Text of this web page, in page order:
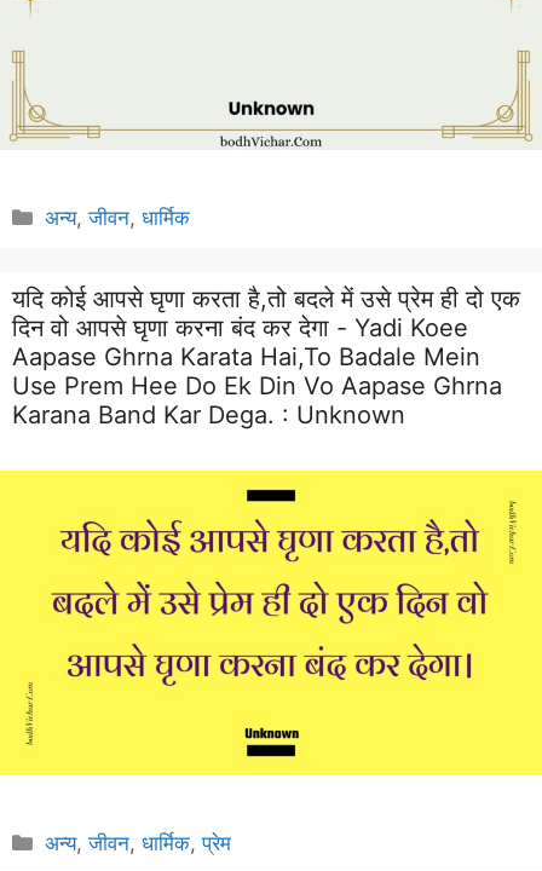
Categories
अन्य,जीवन,धार्मिक
यदि कोई आपसे घृणा करता है,तो बदले में उसे प्रेम ही दो एक
दिन वो आपसे घृणा करना बंद कर देगा - Yadi Koee
Aapase Ghrna Karata Hai,to Badale Mein
Use Prem Hee Do Ek Din Vo Aapase Ghrna
Karana Band Kar Dega. : Unknown
Categories
अन्य,जीवन,धार्मिक,प्रेम